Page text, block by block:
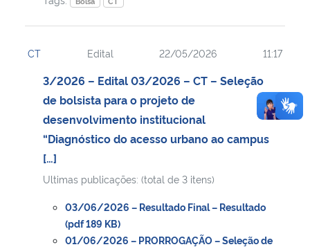
CT Edital 22/05/2026 11:17
3/2026 – Edital 03/2026 – CT – Seleção
de bolsista para o projeto de
desenvolvimento institucional
“Diagnóstico do acesso urbano ao campus
[…]
Ultimas publicações: (total de 3 itens)
03/06/2026 – Resultado Final – Resultado
(pdf 189 KB)
01/06/2026 – PRORROGAÇÃO – Seleção de